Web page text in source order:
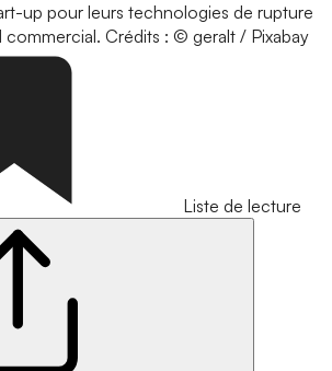
up pour leurs technologies de rupture
Crédits : © geralt / Pixabay
Liste de lecture